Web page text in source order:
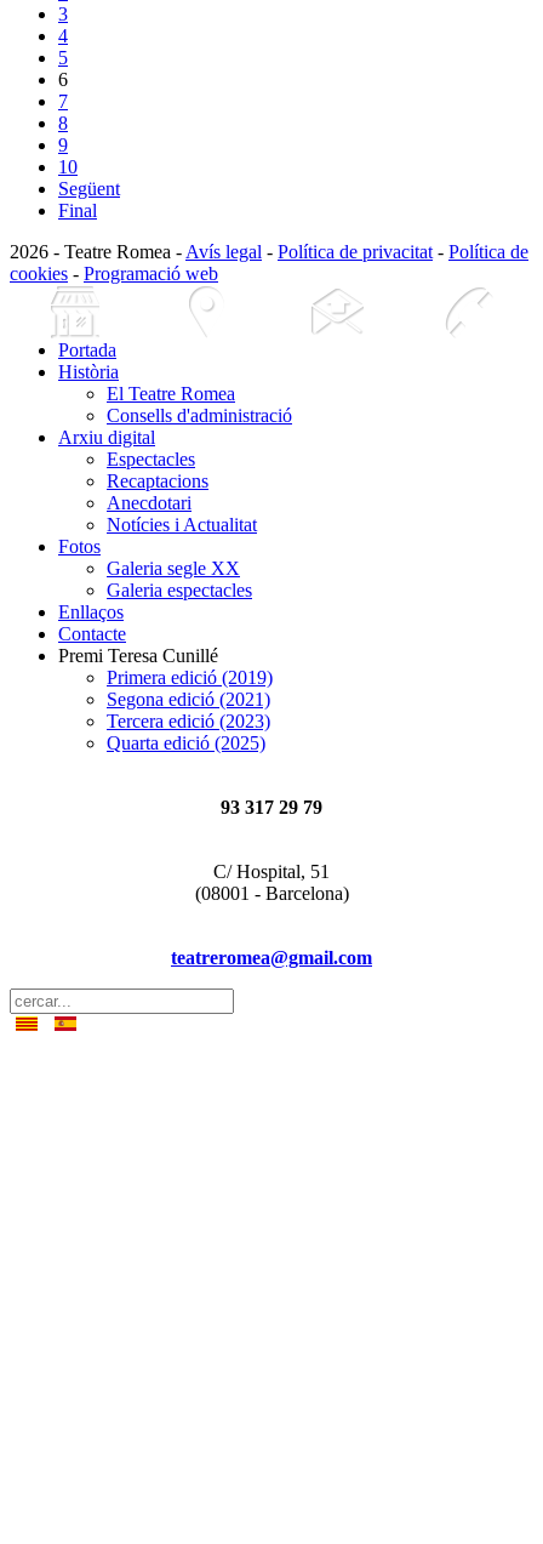
3
4
5
6
7
8
9
10
Següent
Final
2026 - Teatre Romea - Avís legal - Política de privacitat - Política de
cookies - Programació web
Portada
Història
El Teatre Romea
Consells d'administració
Arxiu digital
Espectacles
Recaptacions
Anecdotari
Notícies i Actualitat
Fotos
Galeria segle XX
Galeria espectacles
Enllaços
Contacte
Premi Teresa Cunillé
Primera edició (2019)
Segona edició (2021)
Tercera edició (2023)
Quarta edició (2025)
93 317 29 79
C/ Hospital, 51
(08001 - Barcelona)
teatreromea@gmail.com